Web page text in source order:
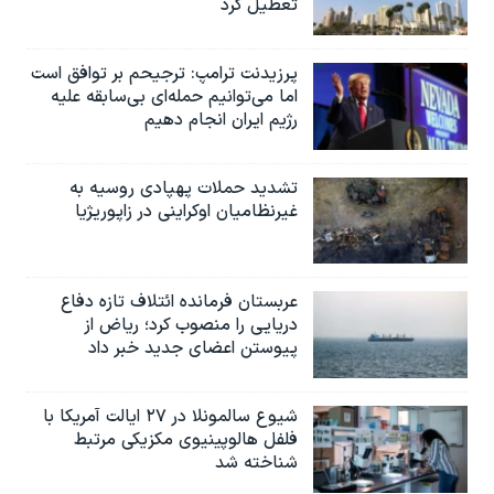
تعطیل کرد
پرزیدنت ترامپ: ترجیحم بر توافق است
اما می‌توانیم حمله‌ای بی‌سابقه علیه
رژیم ایران انجام دهیم
تشدید حملات پهپادی روسیه به
غیرنظامیان اوکراینی در زاپوریژیا
عربستان فرمانده ائتلاف تازه دفاع
دریایی را منصوب کرد؛ ریاض از
پیوستن اعضای جدید خبر داد
شیوع سالمونلا در ۲۷ ایالت آمریکا با
فلفل هالوپینیوی مکزیکی مرتبط
شناخته شد